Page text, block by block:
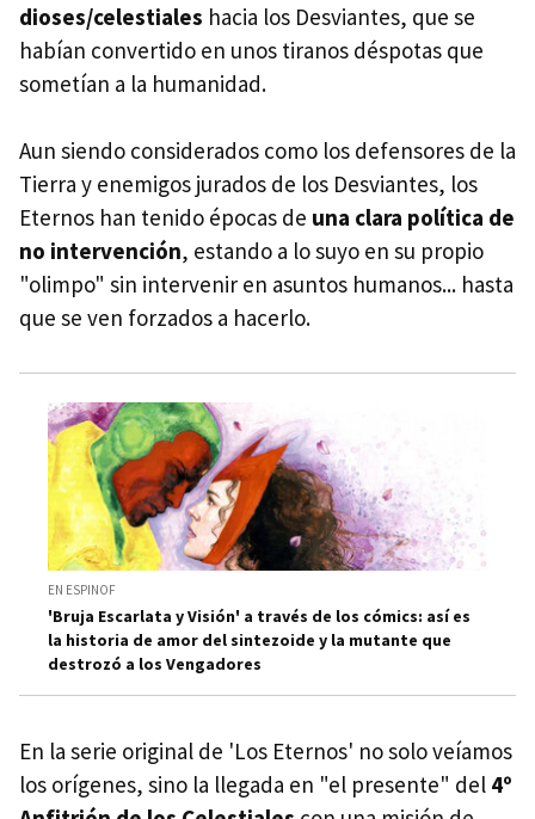
dioses/celestiales hacia los Desviantes, que se
habían convertido en unos tiranos déspotas que
sometían a la humanidad.
Aun siendo considerados como los defensores de la
Tierra y enemigos jurados de los Desviantes, los
Eternos han tenido épocas de una clara política de
no intervención, estando a lo suyo en su propio
"olimpo" sin intervenir en asuntos humanos... hasta
que se ven forzados a hacerlo.
EN ESPINOF
'Bruja Escarlata y Visión' a través de los cómics: así es
la historia de amor del sintezoide y la mutante que
destrozó a los Vengadores
En la serie original de 'Los Eternos' no solo veíamos
los orígenes, sino la llegada en "el presente" del 4º